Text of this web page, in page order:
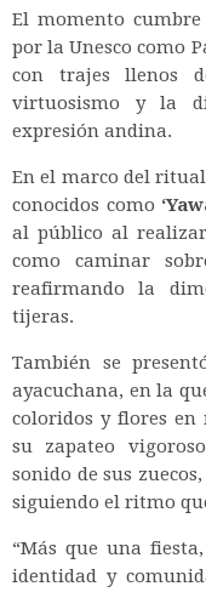
El momento
por la Unesco como
con trajes llenos
virtuosismo y la
expresión andina.
En el marco del
conocidos como
al público al
como caminar
reafirmando la
tijeras.
También se
ayacuchana, en la
coloridos y flores
su zapateo
sonido de sus
siguiendo el ritmo
“Más que una
identidad y